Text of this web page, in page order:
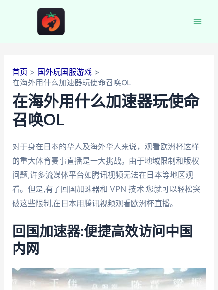
首页
国外玩国服游戏
在海外用什么加速器玩使命召唤OL
在海外用什么加速器玩使命
召唤OL
对于身在日本的华人及海外华人来说，观看欧洲杯这样
的重大体育赛事直播是一大挑战。由于地域限制和版权
问题,许多流媒体平台如腾讯视频无法在日本等地区观
看。但是,有了回国加速器和 VPN 技术,您就可以轻松突
破这些限制,在日本用腾讯视频观看欧洲杯直播。
回国加速器:便捷高效访问中国
内网